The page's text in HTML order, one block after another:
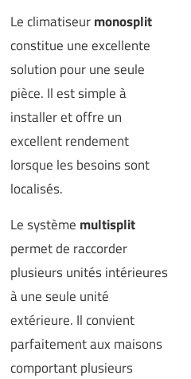
Le climatiseurmonosplit
constitue une excellente
solution pour une seule
pièce. Il est simple à
installer et offre un
excellent rendement
lorsque les besoins sont
localisés.
Le système multisplit
permet de raccorder
plusieurs unités intérieures
à une seule unité
extérieure. Il convient
parfaitement aux maisons
comportant plusieurs